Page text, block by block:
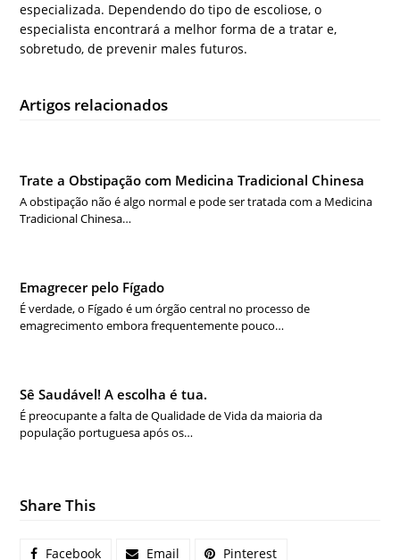
especializada. Dependendo do tipo de escoliose, o
especialista encontrará a melhor forma de a tratar e,
sobretudo, de prevenir males futuros.
Artigos relacionados
Trate a Obstipação com Medicina Tradicional Chinesa
A obstipação não é algo normal e pode ser tratada com a Medicina
Tradicional Chinesa…
Emagrecer pelo Fígado
É verdade, o Fígado é um órgão central no processo de
emagrecimento embora frequentemente pouco…
Sê Saudável! A escolha é tua.
É preocupante a falta de Qualidade de Vida da maioria da
população portuguesa após os…
Share This
Facebook Email Pinterest